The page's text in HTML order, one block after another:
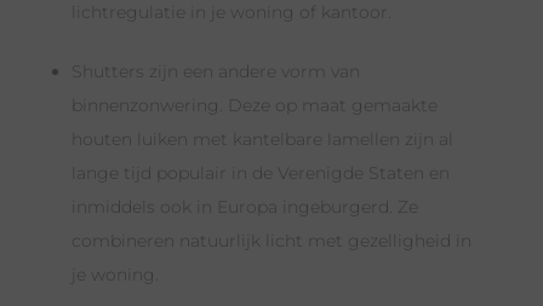
lichtregulatie in je woning of kantoor.
Shutters zijn een andere vorm van
binnenzonwering. Deze op maat gemaakte
houten luiken met kantelbare lamellen zijn al
lange tijd populair in de Verenigde Staten en
inmiddels ook in Europa ingeburgerd. Ze
combineren natuurlijk licht met gezelligheid in
je woning.